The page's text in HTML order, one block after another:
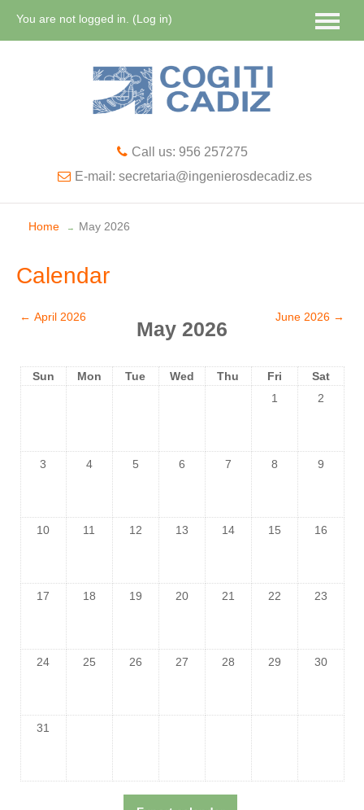
You are not logged in. (Log in)
Call us: 956 257275
E-mail: secretaria@ingenierosdecadiz.es
Home → May 2026
Calendar
← April 2026
May 2026
June 2026 →
Sun Mon Tue Wed Thu Fri
Sat
1
2
3 4 5 6 7 8 9
10 11 12 13 14 15 16
17 18 19 20 21 22 23
24 25 26 27 28 29 30
31